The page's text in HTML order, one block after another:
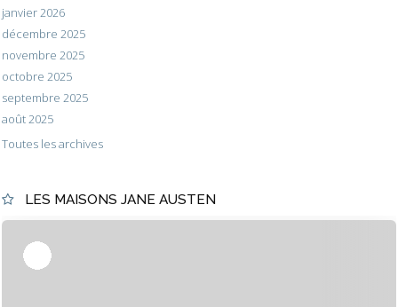
janvier 2026
décembre 2025
novembre 2025
octobre 2025
septembre 2025
août 2025
Toutes les archives
LES MAISONS JANE AUSTEN